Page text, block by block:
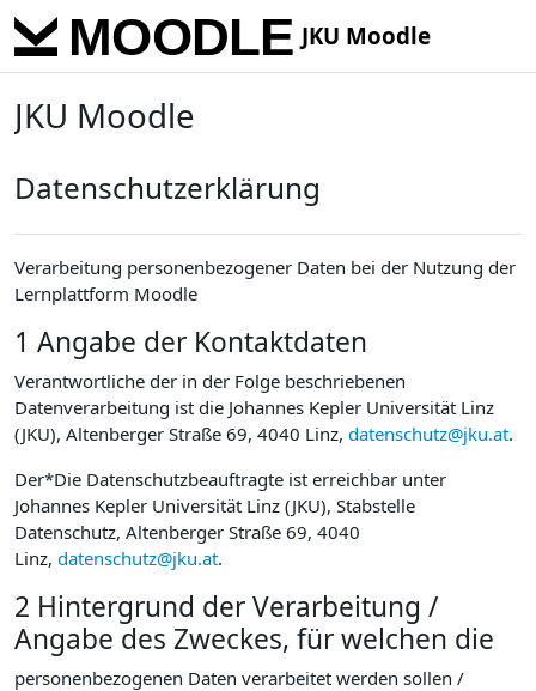
Skip to main content
JKU Moodle
JKU Moodle
Datenschutzerklärung
Verarbeitung personenbezogener Daten bei der Nutzung der
Lernplattform Moodle
1 Angabe der Kontaktdaten
Verantwortliche der in der Folge beschriebenen
Datenverarbeitung ist die Johannes Kepler Universität Linz
(JKU), Altenberger Straße 69, 4040 Linz, datenschutz@jku.at.
Der*Die Datenschutzbeauftragte ist erreichbar unter
Johannes Kepler Universität Linz (JKU), Stabstelle
Datenschutz, Altenberger Straße 69, 4040
Linz, datenschutz@jku.at.
2 Hintergrund der Verarbeitung /
Angabe des Zweckes, für welchen die
personenbezogenen Daten verarbeitet werden sollen /